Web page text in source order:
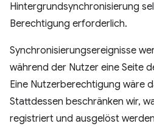
Hintergrundsynchronisierung
Berechtigung erforderlich.
Synchronisierungsereignisse
während der Nutzer eine Seite
Eine Nutzerberechtigung wäre
Stattdessen beschränken wir,
registriert und ausgelöst